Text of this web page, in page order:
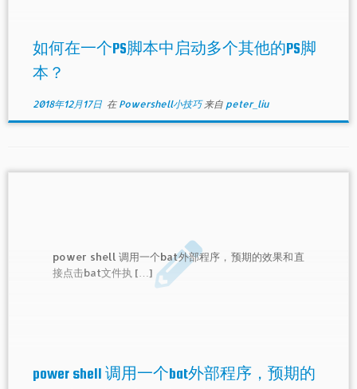
如何在一个PS脚本中启动多个其他的PS脚
本？
2018年12月17日在 Powershell小技巧来自 peter_liu
power shell 调用一个bat外部程序，预期的效果和直
接点击bat文件执 […]
power shell 调用一个bat外部程序，预期的